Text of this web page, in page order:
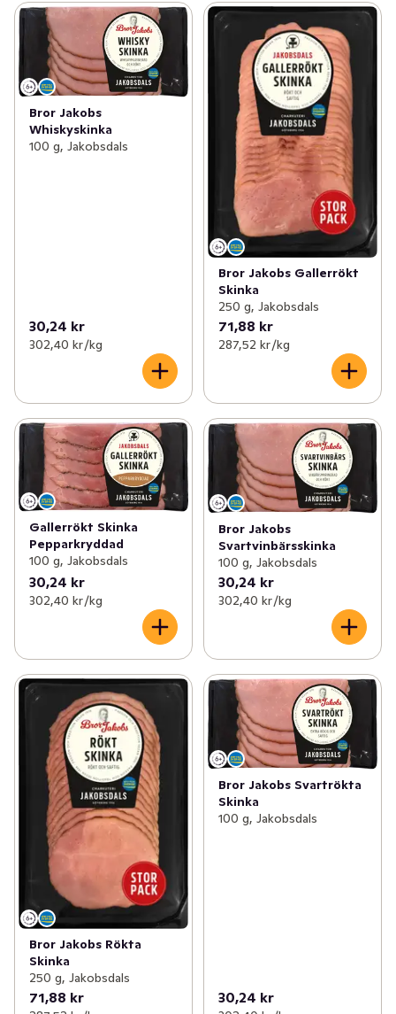
Bror Jakobs
Whiskyskinka
100 g, Jakobsdals
30,24 kr
302,40 kr /kg
Bror Jakobs Gallerrökt
Skinka
250 g, Jakobsdals
71,88 kr
287,52 kr /kg
Gallerrökt Skinka
Pepparkryddad
100 g, Jakobsdals
30,24 kr
302,40 kr /kg
Bror Jakobs
Svartvinbärsskinka
100 g, Jakobsdals
30,24 kr
302,40 kr /kg
Bror Jakobs Rökta
Skinka
250 g, Jakobsdals
71,88 kr
Bror Jakobs Svartrökta
Skinka
100 g, Jakobsdals
30,24 kr